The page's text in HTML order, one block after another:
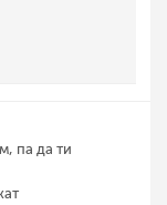
па да ти